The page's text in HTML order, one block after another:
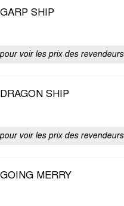
SHIP
voir les prix des revendeurs
SHIP
voir les prix des revendeurs
MERRY